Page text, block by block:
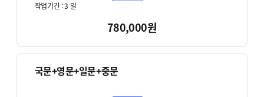
작업기간 :3 일
780,000원
국문+영문+일문+중문